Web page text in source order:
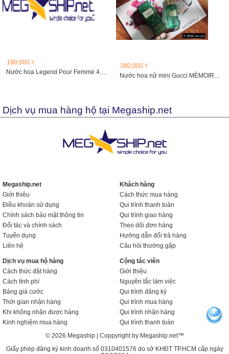
190,000 ₫
380,000 ₫
Nước hoa nữ mini Gucci MÉMOIRE D’UNE ODEUR EDP 5ml
Dịch vụ mua hàng hộ tại Megaship.net
Megaship.net
Giới thiệu
Điều khoản sử dụng
Chính sách bảo mật thông tin
Đối tác và chính sách
Tuyển dụng
Liên hệ
Khách hàng
Cách thức mua hàng
Qui trình thanh toán
Qui trình giao hàng
Theo dõi đơn hàng
Hướng dẫn đổi trả hàng
Câu hỏi thường gặp
Dịch vụ mua hộ hàng
Cách thức đặt hàng
Cách tính phí
Bảng giá cước
Thời gian nhận hàng
Khi không nhận được hàng
Kinh nghiệm mua hàng
Cộng tác viên
Giới thiệu
Nguyên tắc làm việc
Qui trình đăng ký
Qui trình mua hàng
Qui trình nhận hàng
Qui trình thanh toán
© 2026 Megaship | Coppyright by Megaship.net™
Giấy phép đăng ký kinh doanh số 0310401576 do sở KHĐT TP.HCM cấp ngày